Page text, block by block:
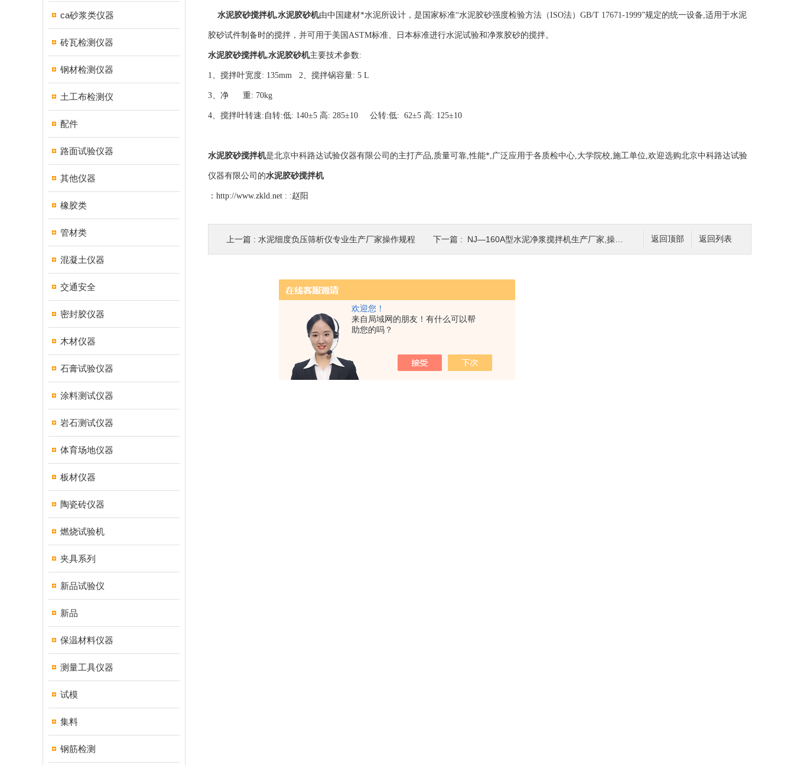
欢迎您！
来自局域网的朋友！有什么可以帮
助您的吗？
ca砂浆类仪器
砖瓦检测仪器
钢材检测仪器
土工布检测仪
配件
路面试验仪器
其他仪器
橡胶类
管材类
混凝土仪器
交通安全
密封胶仪器
木材仪器
石膏试验仪器
涂料测试仪器
岩石测试仪器
体育场地仪器
板材仪器
陶瓷砖仪器
燃烧试验机
夹具系列
新品试验仪
新品
保温材料仪器
测量工具仪器
试模
集料
钢筋检测
水泥胶砂搅拌机,水泥胶砂机由中国建材*水泥所设计，是国家标准“水泥胶砂强度检验方法（ISO法）GB/T 17671-1999”规定的统一设备,适用于水泥
胶砂试件制备时的搅拌，并可用于美国ASTM标准、日本标准进行水泥试验和净浆胶砂的搅拌。
水泥胶砂搅拌机,水泥胶砂机主要技术参数:
1、搅拌叶宽度: 135mm 2、搅拌锅容量: 5 L
3、净 重: 70kg
4、搅拌叶转速:自转:低: 140±5 高: 285±10 公转:低: 62±5 高: 125±10
水泥胶砂搅拌机是北京中科路达试验仪器有限公司的主打产品,质量可靠,性能*,广泛应用于各质检中心,大学院校,施工单位,欢迎选购北京中科路达试验
仪器有限公司的水泥胶砂搅拌机
： http://www.zkld.net : :赵阳
返回列表
返回顶部
上一篇 : 水泥细度负压筛析仪专业生产厂家操作规程 下一篇 : NJ—160A型水泥净浆搅拌机生产厂家,操作规程